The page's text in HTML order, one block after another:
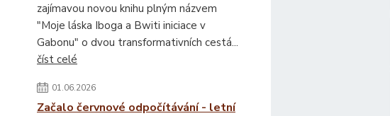
zajímavou novou knihu plným názvem
"Moje láska Iboga a Bwiti iniciace v
Gabonu" o dvou transformativních cestá...
číst celé
01.06.2026
Začalo červnové odpočítávání - letní